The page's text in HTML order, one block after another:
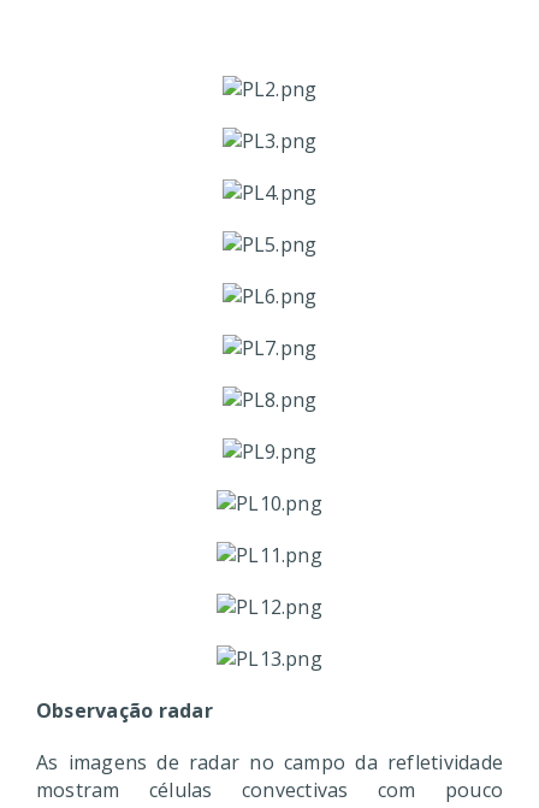
Observação radar
As imagens de radar no campo da refletividade
mostram células convectivas com pouco